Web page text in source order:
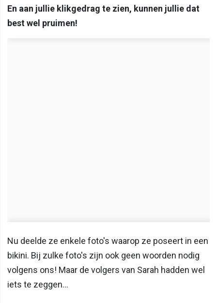
En aan jullie klikgedrag te zien, kunnen jullie dat
best wel pruimen!
Nu deelde ze enkele foto's waarop ze poseert in een
bikini. Bij zulke foto's zijn ook geen woorden nodig
volgens ons! Maar de volgers van Sarah hadden wel
iets te zeggen...